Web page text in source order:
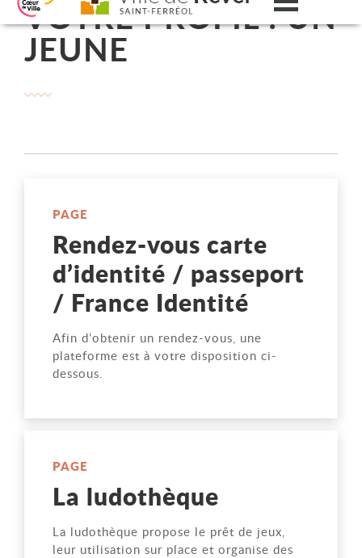
Aller au contenu
Aller au menu
Aller à la recherche
Changer le contraste Menu
VOTRE PROFIL : UN
JEUNE
PAGE
Rendez-vous carte
d’identité / passeport
/ France Identité
Afin d’obtenir un rendez-vous, une
plateforme est à votre disposition ci-
dessous.
PAGE
La ludothèque
La ludothèque propose le prêt de jeux,
leur utilisation sur place et organise des